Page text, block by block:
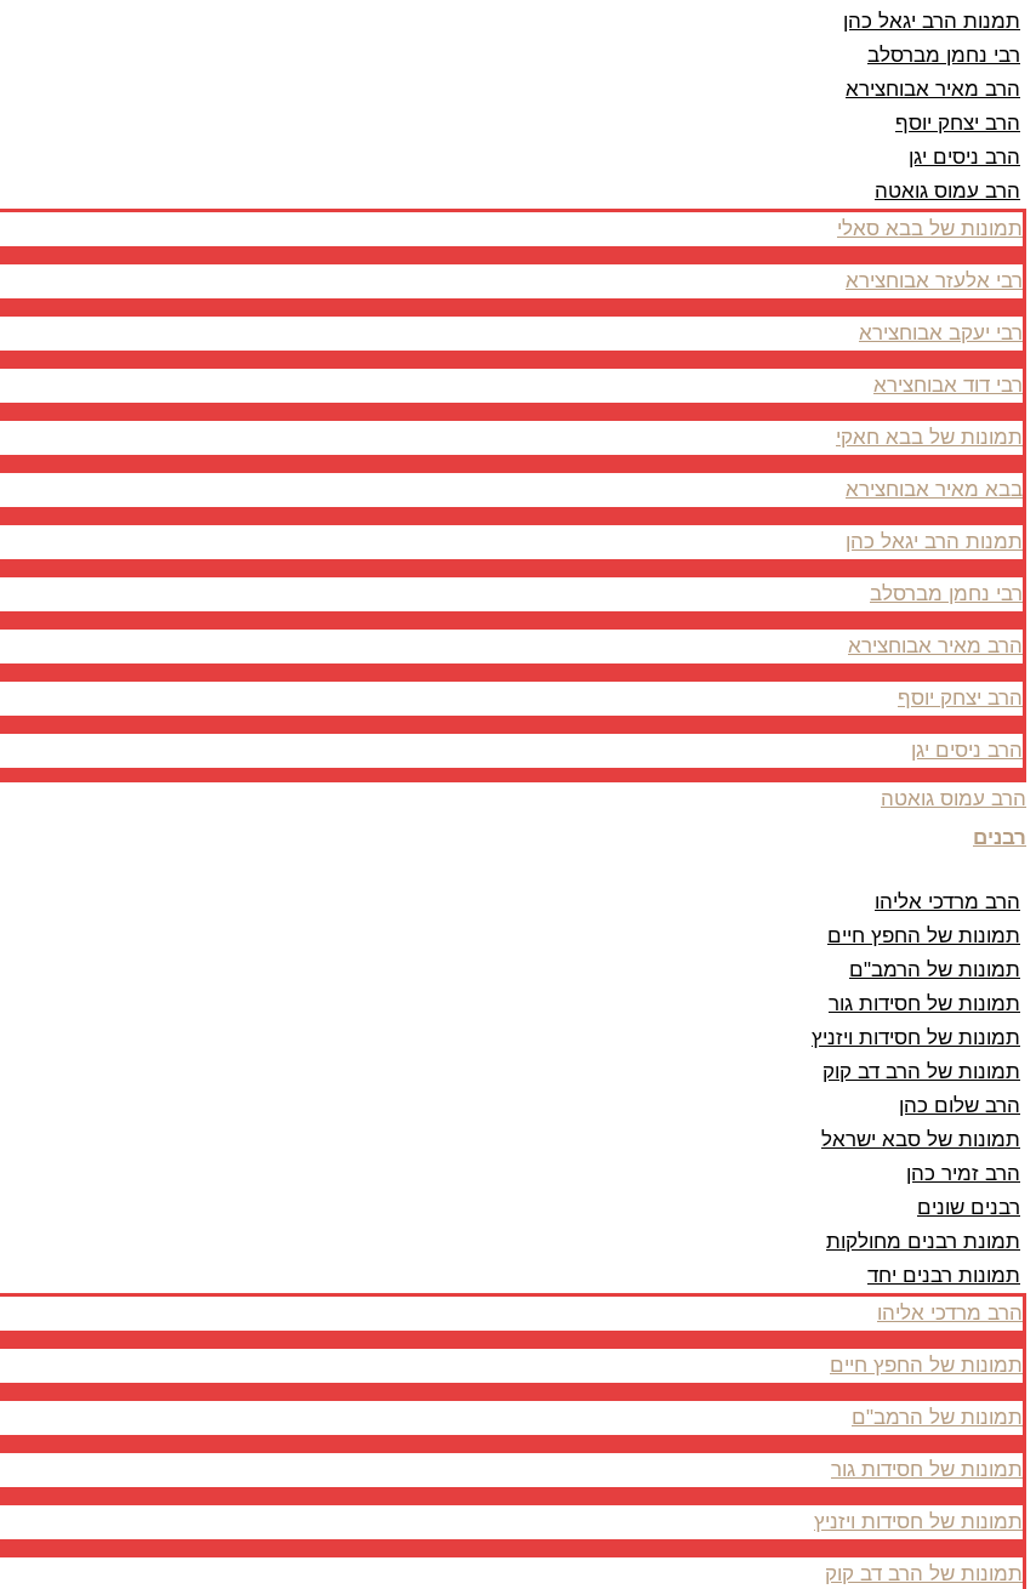
תמנות הרב יגאל כהן
רבי נחמן מברסלב
הרב מאיר אבוחצירא
הרב יצחק יוסף
הרב ניסים יגן
הרב עמוס גואטה
תמונות של בבא סאלי
רבי אלעזר אבוחצירא
רבי יעקב אבוחצירא
רבי דוד אבוחצירא
תמונות של בבא חאקי
בבא מאיר אבוחצירא
תמנות הרב יגאל כהן
רבי נחמן מברסלב
הרב מאיר אבוחצירא
הרב יצחק יוסף
הרב ניסים יגן
הרב עמוס גואטה
רבנים
הרב מרדכי אליהו
תמונות של החפץ חיים
תמונות של הרמב"ם
תמונות של חסידות גור
תמונות של חסידות ויזניץ
תמונות של הרב דב קוק
הרב שלום כהן
תמונות של סבא ישראל
הרב זמיר כהן
רבנים שונים
תמונת רבנים מחולקות
תמונות רבנים יחד
הרב מרדכי אליהו
תמונות של החפץ חיים
תמונות של הרמב"ם
תמונות של חסידות גור
תמונות של חסידות ויזניץ
תמונות של הרב דב קוק